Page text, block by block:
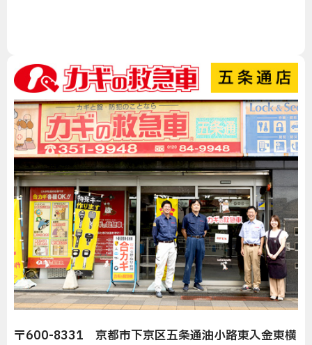
〒600-8331 京都市下京区五条通油小路東入金東横